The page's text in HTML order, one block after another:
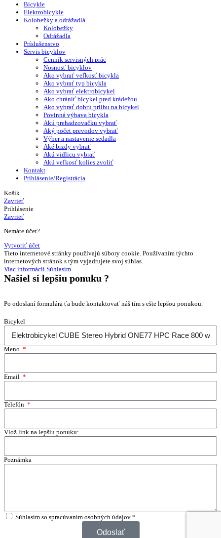
Bicykle
Elektrobicykle
Kolobežky a odrážadlá
Kolobežky
Odrážadla
Príslušenstvo
Servis bicyklov
Cenník servisných prác
Nosnosť bicyklov
Ako vybrať veľkosť bicykla
Ako vybrať typ bicykla
Ako vybrať elektrobicykel
Ako chrániť bicykel pred krádežou
Ako vybrať dobrú prilbu na bicykel
Povinná výbava bicykla
Akú prehadzovačku vybrať
Aký počet prevodov vybrať
Výber a nastavenie sedadla
Aké brzdy vybrať
Akú vidlicu vybrať
Akú veľkosť kolies zvoliť
Kontakt
Prihlásenie/Registrácia
Košík
Zavrieť
Prihlásenie
Zavrieť
Nemáte účet?
Vytvoriť účet
Tieto internetové stránky používajú súbory cookie. Používaním týchto
internetových stránok s tým vyjadrujete svoj súhlas.
Viac informácií Súhlasím
Našiel si lepšiu ponuku ?
Po odoslaní formulára ťa bude kontaktovať náš tím s ešte lepšou ponukou.
Bicykel
Meno
Email
Telefón
Vlož link na lepšiu ponuku:
Poznámka
Súhlasím so spracúvaním osobných údajov *
Odoslať